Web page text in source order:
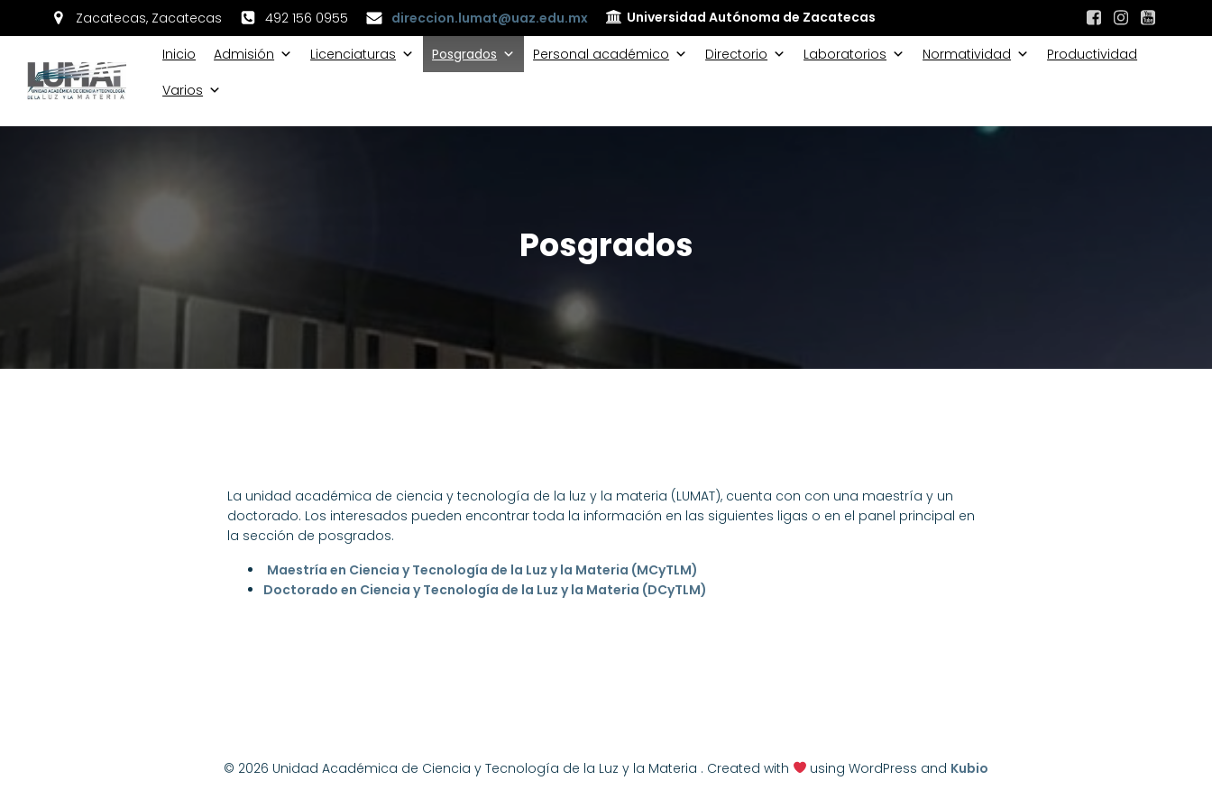
Zacatecas, Zacatecas 492 156 0955 direccion.lumat@uaz.edu.mx Universidad Autónoma de Zacatecas
Inicio Admisión Licenciaturas Posgrados Personal académico Directorio Laboratorios Normatividad
Productividad
Varios
Posgrados
La unidad académica de ciencia y tecnología de la luz y la materia (LUMAT), cuenta con con una maestría y un
doctorado. Los interesados pueden encontrar toda la información en las siguientes ligas o en el panel principal en
la sección de posgrados.
Maestría en Ciencia y Tecnología de la Luz y la Materia (MCyTLM)
Doctorado en Ciencia y Tecnología de la Luz y la Materia (DCyTLM)
© 2026 Unidad Académica de Ciencia y Tecnología de la Luz y la Materia . Created with using WordPress and Kubio